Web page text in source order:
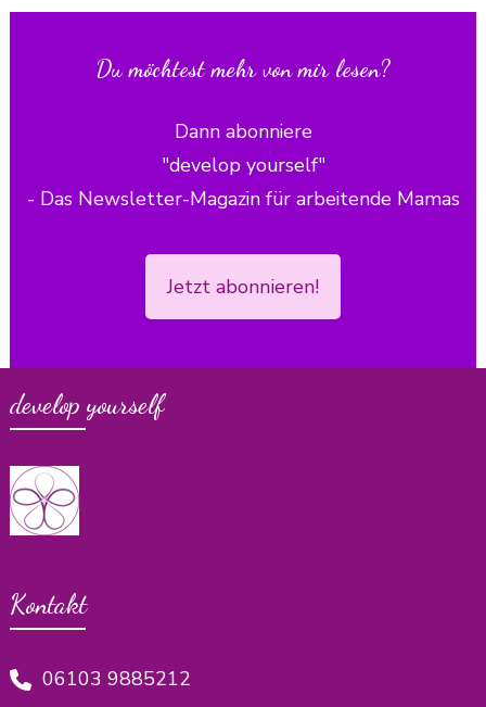
Du möchtest mehr von mir lesen?
Dann abonniere
"develop yourself"
- Das Newsletter-Magazin für arbeitende Mamas
Jetzt abonnieren!
develop yourself
Kontakt
06103 9885212